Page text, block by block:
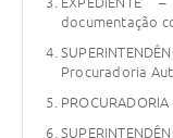
documentação
Procuradoria